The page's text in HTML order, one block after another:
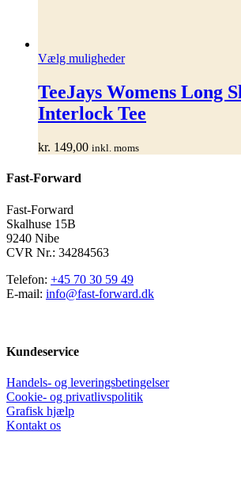
Vælg mulighederDette
har
flere
varianter.
vælges
TeeJays Womens Long
Interlock Tee
kr. 149,00 inkl. moms
Fast-Forward
Fast-Forward
Skalhuse 15B
9240 Nibe
CVR Nr.: 34284563
Telefon: +45 70 30 59 49
E-mail: info@fast-forward.dk
Kundeservice
Handels- og leveringsbetingelser
Cookie- og privatlivspolitik
Grafisk hjælp
Kontakt os